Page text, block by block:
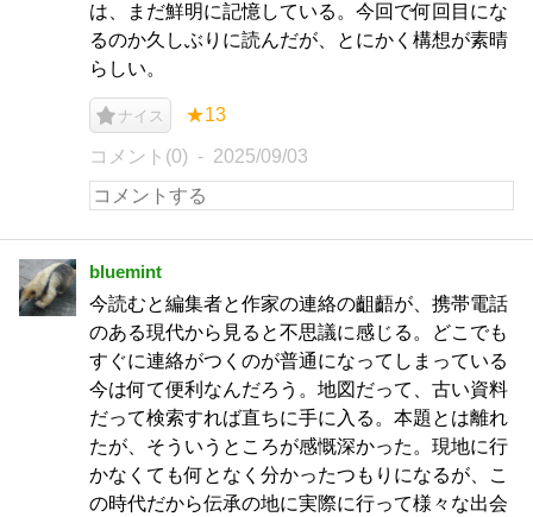
は、まだ鮮明に記憶している。今回で何回目にな
るのか久しぶりに読んだが、とにかく構想が素晴
らしい。
ナイス ★13
コメント(0) 2025/09/03
bluemint
今読むと編集者と作家の連絡の齟齬が、携帯電話
のある現代から見ると不思議に感じる。どこでも
すぐに連絡がつくのが普通になってしまっている
今は何て便利なんだろう。地図だって、古い資料
だって検索すれば直ちに手に入る。本題とは離れ
たが、そういうところが感慨深かった。現地に行
かなくても何となく分かったつもりになるが、こ
の時代だから伝承の地に実際に行って様々な出会